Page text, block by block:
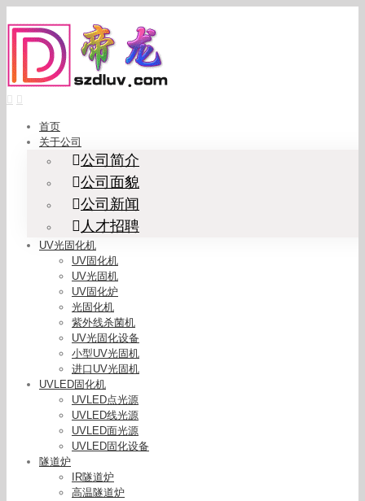
to
content
首页
关于公司
公司简介
公司面貌
公司新闻
人才招聘
UV光固化机
UV固化机
UV光固机
UV固化炉
光固化机
紫外线杀菌机
UV光固化设备
小型UV光固机
进口UV光固机
UVLED固化机
UVLED点光源
UVLED线光源
UVLED面光源
UVLED固化设备
隧道炉
IR隧道炉
高温隧道炉